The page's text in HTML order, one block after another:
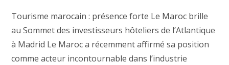
Tourisme marocain : présence forte Le Maroc brille
au Sommet des investisseurs hôteliers de l’Atlantique
à Madrid Le Maroc a récemment affirmé sa position
comme acteur incontournable dans l’industrie